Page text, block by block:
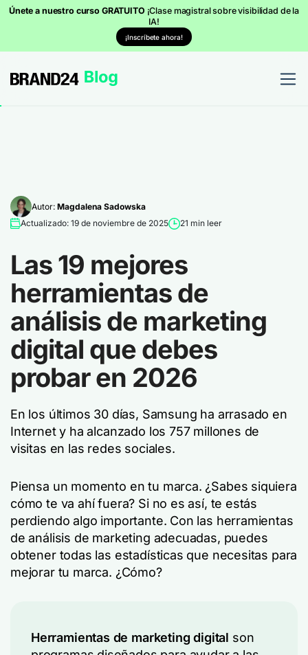
Únete a nuestro curso GRATUITO ¡Clase magistral sobre visibilidad de la
IA!
¡Inscríbete ahora!
Autor: Magdalena Sadowska
Actualizado: 19 de noviembre de 2025
21 min leer
Las 19 mejores
herramientas de
análisis de marketing
digital que debes
probar en 2026
En los últimos 30 días, Samsung ha arrasado en
Internet y ha alcanzado los 757 millones de
visitas en las redes sociales.
Piensa un momento en tu marca. ¿Sabes siquiera
cómo te va ahí fuera? Si no es así, te estás
perdiendo algo importante. Con las herramientas
de análisis de marketing adecuadas, puedes
obtener todas las estadísticas que necesitas para
mejorar tu marca. ¿Cómo?
Herramientas de marketing digital son